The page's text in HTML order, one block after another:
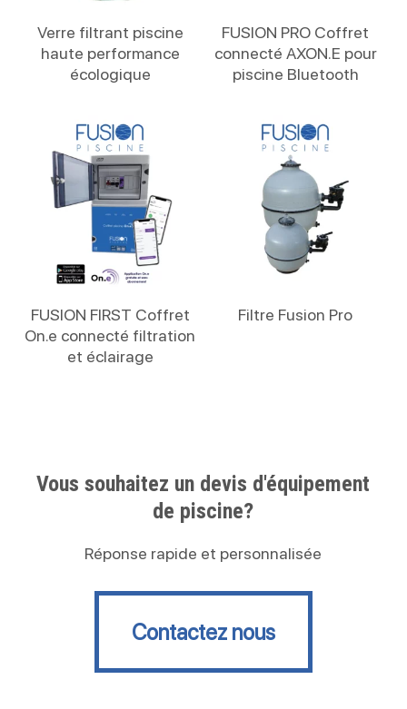
Verre filtrant piscine
haute performance
écologique
FUSION PRO Coffret
connecté AXON.E pour
piscine Bluetooth
FUSION FIRST Coffret
On.e connecté filtration
et éclairage
Filtre Fusion Pro
Vous souhaitez un devis d'équipement
de piscine?
Réponse rapide et personnalisée
Contactez nous
Contactez nous